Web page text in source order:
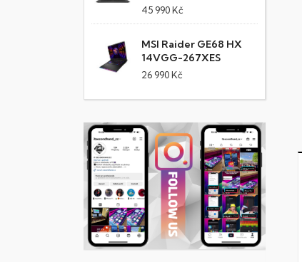
45 990 Kč
MSI Raider GE68 HX
14VGG-267XES
26 990 Kč